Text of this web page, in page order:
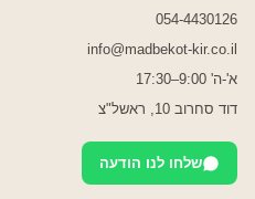
054-4430126
info@madbekot-kir.co.il
א'-ה' 9:00–17:30
דוד סחרוב 10, ראשל"צ
שלחו לנו הודעה